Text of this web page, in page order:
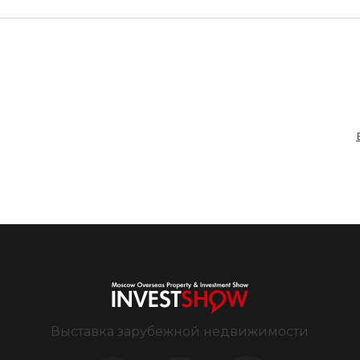
Выставка зарубежной недвижимости